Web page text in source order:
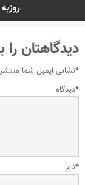
دیدگاهتان را
نشانی ایمیل شما*
دیدگاه*
نام*